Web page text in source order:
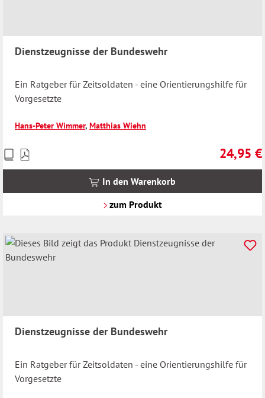
Dienstzeugnisse der Bundeswehr
Ein Ratgeber für Zeitsoldaten - eine Orientierungshilfe für
Vorgesetzte
Hans-Peter Wimmer, Matthias Wiehn
24,95 €
Preise
inkl.
In den Warenkorb
zum Produkt
Dienstzeugnisse der Bundeswehr
Ein Ratgeber für Zeitsoldaten - eine Orientierungshilfe für
Vorgesetzte